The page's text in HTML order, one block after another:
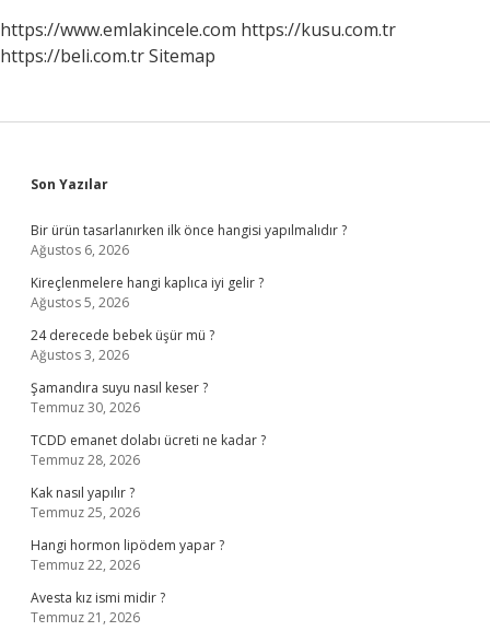
https://www.emlakincele.com https://kusu.com.tr
https://beli.com.trSitemap
Sidebar
Son Yazılar
Bir ürün tasarlanırken ilk önce hangisi yapılmalıdır ?
Ağustos 6, 2026
Kireçlenmelere hangi kaplıca iyi gelir ?
Ağustos 5, 2026
24 derecede bebek üşür mü ?
Ağustos 3, 2026
Şamandıra suyu nasıl keser ?
Temmuz 30, 2026
TCDD emanet dolabı ücreti ne kadar ?
Temmuz 28, 2026
Kak nasıl yapılır ?
Temmuz 25, 2026
Hangi hormon lipödem yapar ?
Temmuz 22, 2026
Avesta kız ismi midir ?
Temmuz 21, 2026